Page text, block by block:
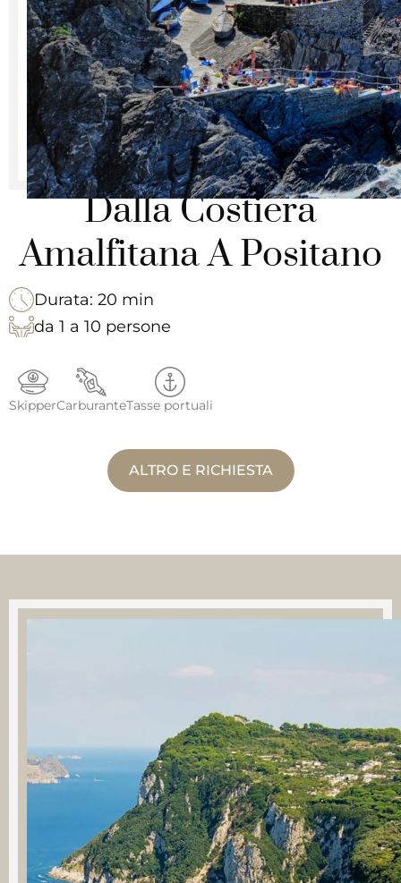
Dalla Costiera
Amalfitana A Positano
Durata: 20 min
da 1 a 10 persone
SkipperCarburanteTasse portuali
ALTRO E RICHIESTA